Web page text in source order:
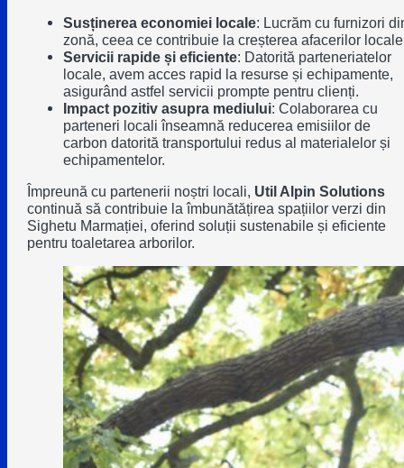
Susținerea economiei locale: Lucrăm cu furnizori
zonă, ceea ce contribuie la creșterea afacerilor
Servicii rapide și eficiente: Datorită parteneriatelor
locale, avem acces rapid la resurse și echipamente,
asigurând astfel servicii prompte pentru clienți.
Impact pozitiv asupra mediului: Colaborarea cu
parteneri locali înseamnă reducerea emisiilor de
carbon datorită transportului redus al materialelor și
echipamentelor.
Împreună cu partenerii noștri locali, Util Alpin Solutions
continuă să contribuie la îmbunătățirea spațiilor verzi din
Sighetu Marmației, oferind soluții sustenabile și eficiente
pentru toaletarea arborilor.